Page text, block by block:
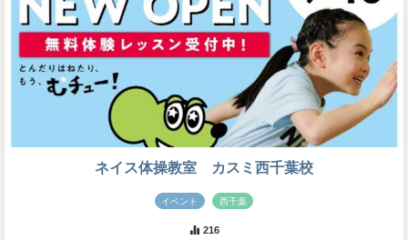
ネイス体操教室 カスミ西千葉校
イベント 西千葉
216